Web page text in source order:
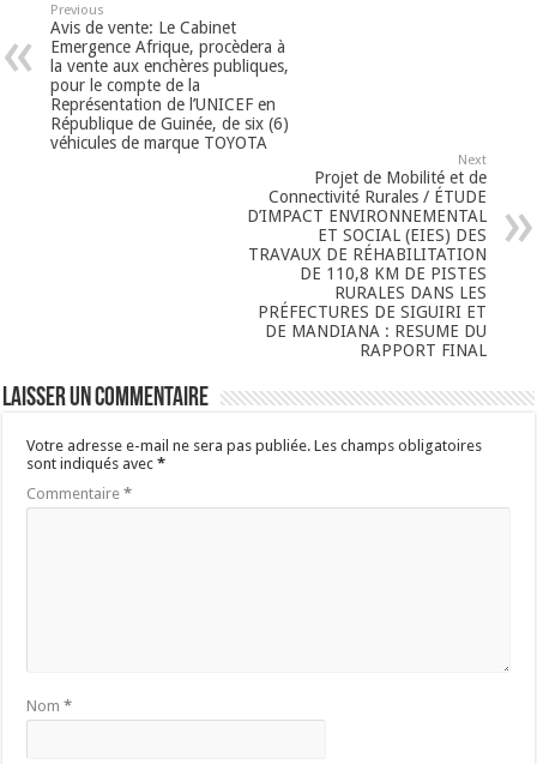
Previous
Avis de vente: Le Cabinet
Emergence Afrique, procèdera à
la vente aux enchères publiques,
pour le compte de la
Représentation de l’UNICEF en
République de Guinée, de six (6)
véhicules de marque TOYOTA
Next
Projet de Mobilité et de
Connectivité Rurales / ÉTUDE
D’IMPACT ENVIRONNEMENTAL
ET SOCIAL (EIES) DES
TRAVAUX DE RÉHABILITATION
DE 110,8 KM DE PISTES
RURALES DANS LES
PRÉFECTURES DE SIGUIRI ET
DE MANDIANA : RESUME DU
RAPPORT FINAL
Laisser un commentaire
Votre adresse e-mail ne sera pas publiée. Les champs obligatoires
sont indiqués avec*
Commentaire*
Nom*